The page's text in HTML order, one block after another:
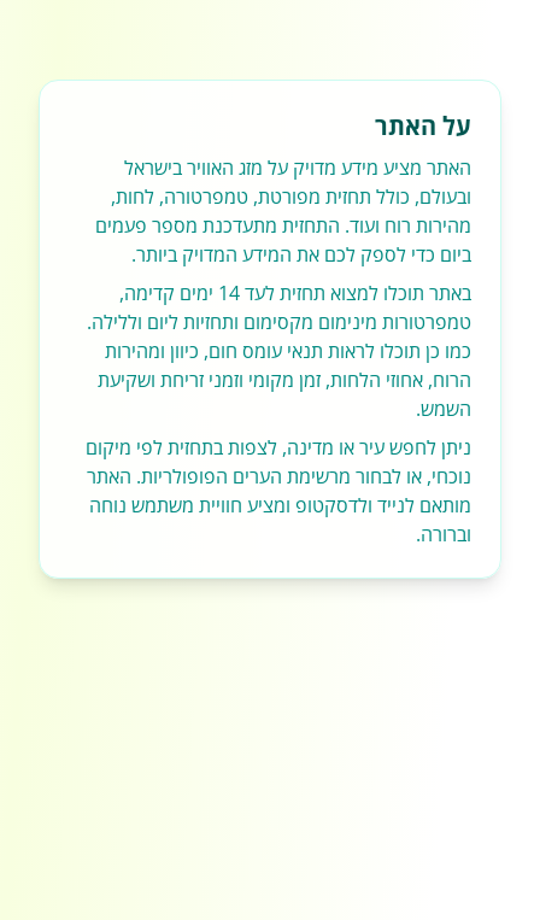
על האתר
האתר מציע מידע מדויק על מזג האוויר בישראל
ובעולם, כולל תחזית מפורטת, טמפרטורה, לחות,
מהירות רוח ועוד. התחזית מתעדכנת מספר פעמים
ביום כדי לספק לכם את המידע המדויק ביותר.
באתר תוכלו למצוא תחזית לעד 14 ימים קדימה,
טמפרטורות מינימום מקסימום ותחזיות ליום וללילה.
כמו כן תוכלו לראות תנאי עומס חום, כיוון ומהירות
הרוח, אחוזי הלחות, זמן מקומי וזמני זריחת ושקיעת
השמש.
ניתן לחפש עיר או מדינה, לצפות בתחזית לפי מיקום
נוכחי, או לבחור מרשימת הערים הפופולריות. האתר
מותאם לנייד ולדסקטופ ומציע חוויית משתמש נוחה
וברורה.